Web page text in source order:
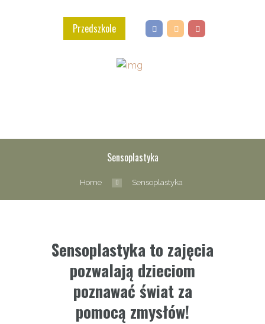
Przedszkole
Sensoplastyka
Home Sensoplastyka
Sensoplastyka to zajęcia
pozwalają dzieciom
poznawać świat za
pomocą zmysłów!